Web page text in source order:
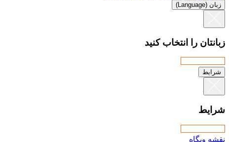
زبان (Language)
زبانتان را انتخاب کنید
شرایط
شرایط
نقشه وبگاه